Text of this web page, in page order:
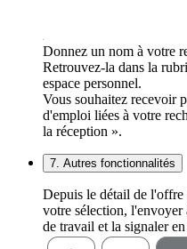
Donnez un nom à votre
Retrouvez-la dans la
espace personnel.
Vous souhaitez recevoir
d'emploi liées à votre
la réception ».
7. Autres fonctionnalités
Depuis le détail de
votre sélection,
de travail et la signaler